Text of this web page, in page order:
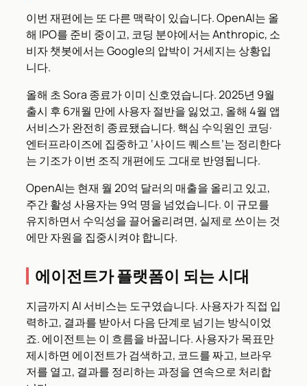
이번 재편에는 또 다른 맥락이 있습니다. OpenAI는 올
해 IPO를 준비 중이고, 코딩 분야에서는 Anthropic, 소
비자 챗봇에서는 Google의 압박이 거세지는 상황입
니다.
올해 초 Sora 종료가 이미 신호였습니다. 2025년 9월
출시 후 6개월 만에 사용자 절반을 잃었고, 올해 4월 앱
서비스가 완전히 종료됐습니다. 핵심 수익원인 코딩·
엔터프라이즈에 집중하고 ‘사이드 퀘스트’는 정리한다
는 기조가 이번 조직 개편에도 그대로 반영됩니다.
OpenAI는 현재 월 20억 달러의 매출을 올리고 있고,
주간 활성 사용자는 9억 명을 넘었습니다. 이 규모를
유지하면서 수익성을 끌어올리려면, 실제로 쓰이는 것
에만 자원을 집중시켜야 합니다.
에이전트가 플랫폼이 되는 시대
지금까지 AI 서비스는 도구였습니다. 사용자가 직접 입
력하고, 결과를 받아서 다음 단계로 넘기는 방식이었
죠. 에이전트는 이 흐름을 바꿉니다. 사용자가 목표만
제시하면 에이전트가 검색하고, 코드를 짜고, 브라우
저를 열고, 결과를 정리하는 과정을 연속으로 처리합